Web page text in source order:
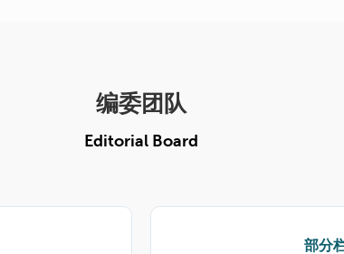
编委团队
Editorial Board
部分